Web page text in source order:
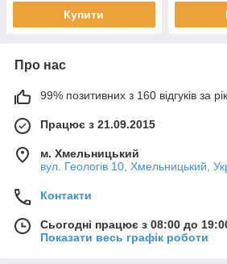
Купити
Про нас
99% позитивних з 160 відгуків за рік
Працює з 21.09.2015
м. Хмельницький
вул. Геологів 10, Хмельницький,
Контакти
Сьогодні працює з 08:00 до
Показати весь графік роботи